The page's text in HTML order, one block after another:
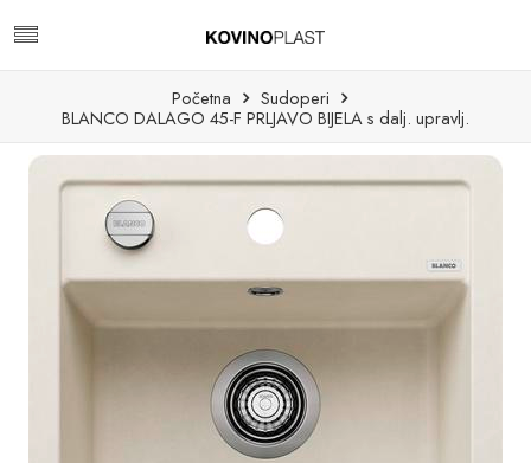
Početna
Sudoperi
BLANCO DALAGO 45-F PRLJAVO BIJELA s dalj. upravlj.